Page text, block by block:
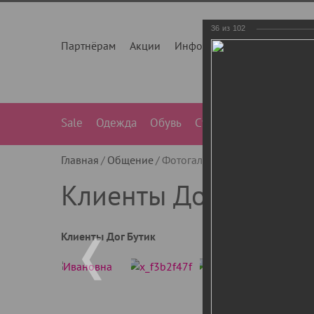
Партнёрам Акции Инфо О нас
Sale Одежда Обувь Сумки
Главная Общение Фотогалерея
Клиенты Дог Бутик
Клиенты Дог Бутик
36 из 102